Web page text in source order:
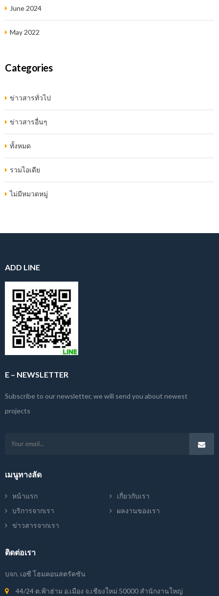
June 2024
May 2022
Categories
ข่าวสารทั่วไป
ข่าวสารอื่นๆ
ทั้งหมด
รวมไอเดีย
ไม่มีหมวดหมู่
ADD LINE
E – NEWSLETTER
Subscribe to our newsletter, we will send you about newest
projects
เมนูทางลัด
หน้าแรก
เกี่ยวกับเรา
บริการจากเรา
ผลงานของเรา
ข่าวสารจากเรา
ติดต่อเรา
บจก. เอซี โฮมคอนสตรัคชัน
44/24 ต.ฟ้าฮ่าม อ.เมือง จ.เชียงใหม่ 50000 สำนักงานใหญ่